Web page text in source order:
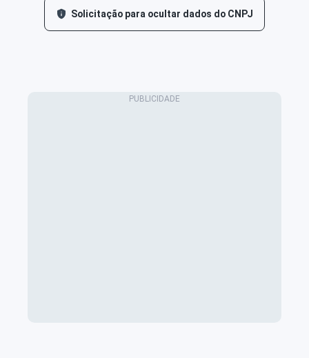
Solicitação para ocultar dados do CNPJ